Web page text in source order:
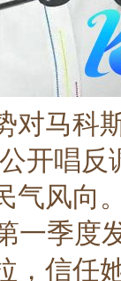
对马科
开唱
气风向
一季度
，信任